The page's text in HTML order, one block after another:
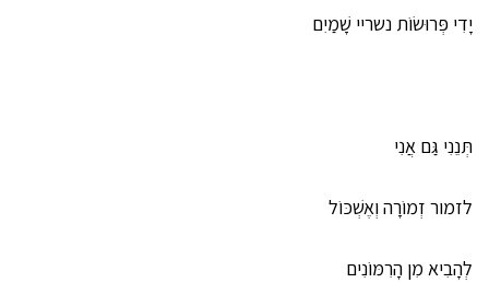
יָדִי פְּרוּשׂוֹת נשריי שָׁמַיִם
תְּנֵנִי גַּם אֲנִי
לזמור זְמוֹרָה וְאֶשְׁכּוֹל
לְהָבִיא מִן הָרִמּוֹנִים